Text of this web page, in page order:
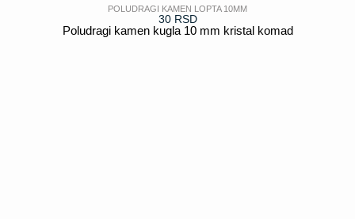
POLUDRAGI KAMEN LOPTA 10MM
30 RSD
Poludragi kamen kugla 10 mm kristal komad